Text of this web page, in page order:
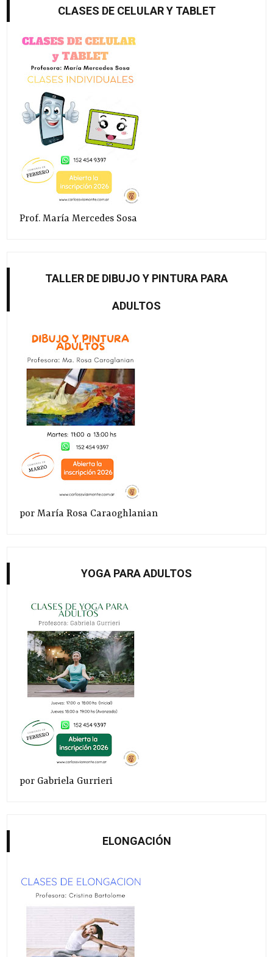
CLASES DE CELULAR Y TABLET
Prof. María Mercedes Sosa
TALLER DE DIBUJO Y PINTURA PARA
ADULTOS
por María Rosa Caraoghlanian
YOGA PARA ADULTOS
por Gabriela Gurrieri
ELONGACIÓN